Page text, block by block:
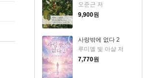
오준근 저
9,900원
사랑밖에 없다 2
루미엘 빛 아샬 저
7,770원